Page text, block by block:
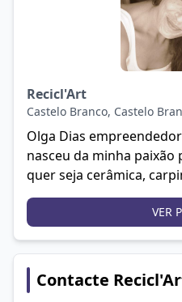
Recicl'Art
Castelo Branco, Castelo
Olga Dias
nasceu da minha paixão
quer seja cerâmica,
costura, bordados, etc.
ditacta, quero sempre
que os visitantes
Obrigada.
VER
Contacte